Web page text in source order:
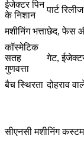
ईजेक्टर पिन
के निशान
पार्ट
मशीनिंग भत्ताछेद, फेस
कॉस्मेटिक
सतह
गुणवत्ता
गेट,
बैच स्थिरता दोहराव
सीएनसी मशीनिंग